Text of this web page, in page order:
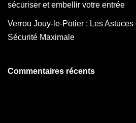
sécuriser et embellir votre entrée
Verrou Jouy-le-Potier : Les
Sécurité Maximale
Commentaires récents